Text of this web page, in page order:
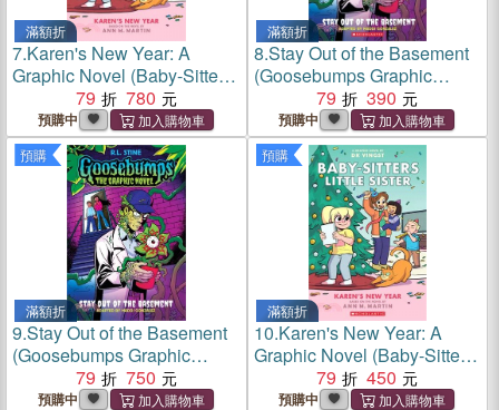
滿額折
7.Karen's New Year: A
Graphic Novel (Baby-Sitters
Little Sister #13)
79 780
預購中
滿額折
8.Stay Out of the Basement
(Goosebumps Graphic
Novel #3)
79 390
預購中
預購
滿額折
9.Stay Out of the Basement
(Goosebumps Graphic
Novel #3)
79 750
預購中
預購
滿額折
10.Karen's New Year: A
Graphic Novel (Baby-Sitters
Little Sister #13)
79 450
預購中